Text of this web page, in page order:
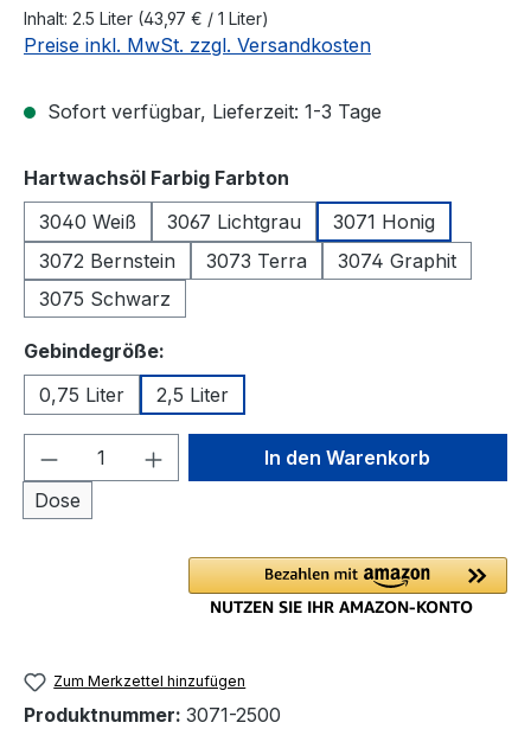
Inhalt: 2.5 Liter (43,97 € / 1 Liter)
Preise inkl. MwSt. zzgl. Versandkosten
Sofort verfügbar, Lieferzeit: 1-3 Tage
Hartwachsöl Farbig Farbton
3040 Weiß
3067 Lichtgrau
3071 Honig
3072 Bernstein
3073 Terra
3074 Graphit
3075 Schwarz
Gebindegröße:
0,75 Liter
2,5 Liter
Produkt Anzahl: Gib den
Dose
In den Warenkorb
Zum Merkzettel hinzufügen
Produktnummer: 3071-2500